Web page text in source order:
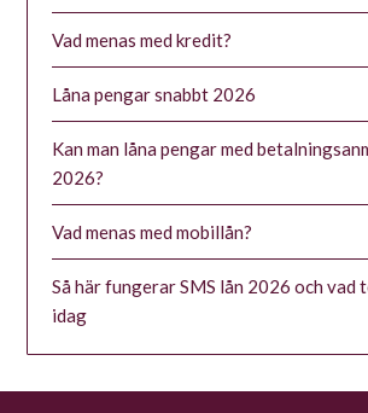
Vad menas med kredit?
Låna pengar snabbt 2026
Kan man låna pengar med
2026?
Vad menas med mobillån?
Så här fungerar SMS lån 2026 och vad
idag